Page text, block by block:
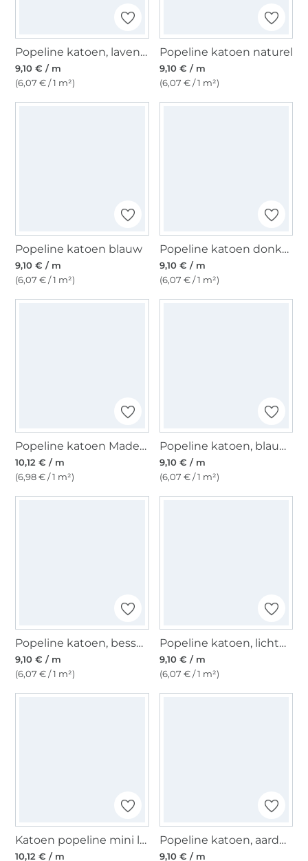
Popeline katoen, lavendel
9,10 € / m
(6,07 € / 1 m²)
Popeline katoen naturel
9,10 € / m
(6,07 € / 1 m²)
Popeline katoen blauw
9,10 € / m
(6,07 € / 1 m²)
Popeline katoen donkerrood
9,10 € / m
(6,07 € / 1 m²)
Popeline katoen Madeliefjes, mintgroen
10,12 € / m
(6,98 € / 1 m²)
Popeline katoen, blauwpaars
9,10 € / m
(6,07 € / 1 m²)
Popeline katoen, bessenkleurig
9,10 € / m
(6,07 € / 1 m²)
Popeline katoen, lichtgrijs
9,10 € / m
(6,07 € / 1 m²)
Katoen popeline mini leo, zandkleurig
10,12 € / m
Popeline katoen, aardbeirood
9,10 € / m